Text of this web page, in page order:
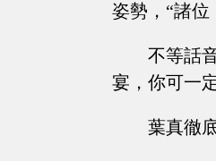
姿勢，“諸位
不等話
宴，你可一
葉真徹